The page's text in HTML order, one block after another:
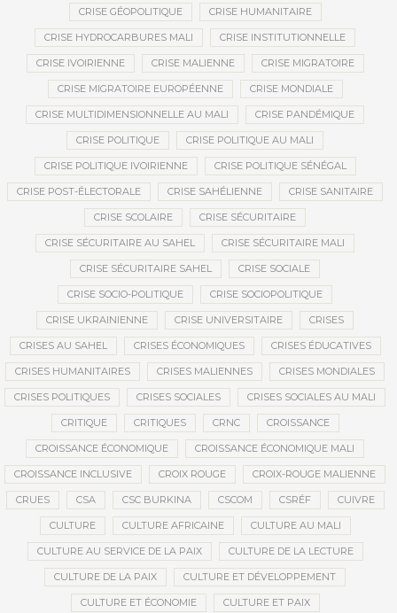
CRISE GÉOPOLITIQUE CRISE HUMANITAIRE
CRISE HYDROCARBURES MALI CRISE INSTITUTIONNELLE
CRISE IVOIRIENNE CRISE MALIENNE CRISE MIGRATOIRE
CRISE MIGRATOIRE EUROPÉENNE CRISE MONDIALE
CRISE MULTIDIMENSIONNELLE AU MALI CRISE PANDÉMIQUE
CRISE POLITIQUE CRISE POLITIQUE AU MALI
CRISE POLITIQUE IVOIRIENNE CRISE POLITIQUE SÉNÉGAL
CRISE POST-ÉLECTORALE CRISE SAHÉLIENNE CRISE SANITAIRE
CRISE SCOLAIRE CRISE SÉCURITAIRE
CRISE SÉCURITAIRE AU SAHEL CRISE SÉCURITAIRE MALI
CRISE SÉCURITAIRE SAHEL CRISE SOCIALE
CRISE SOCIO-POLITIQUE CRISE SOCIOPOLITIQUE
CRISE UKRAINIENNE CRISE UNIVERSITAIRE CRISES
CRISES AU SAHEL CRISES ÉCONOMIQUES CRISES ÉDUCATIVES
CRISES HUMANITAIRES CRISES MALIENNES CRISES MONDIALES
CRISES POLITIQUES CRISES SOCIALES CRISES SOCIALES AU MALI
CRITIQUE CRITIQUES CRNC CROISSANCE
CROISSANCE ÉCONOMIQUE CROISSANCE ÉCONOMIQUE MALI
CROISSANCE INCLUSIVE CROIX ROUGE CROIX-ROUGE MALIENNE
CRUES CSA CSC BURKINA CSCOM CSRÉF CUIVRE
CULTURE CULTURE AFRICAINE CULTURE AU MALI
CULTURE AU SERVICE DE LA PAIX CULTURE DE LA LECTURE
CULTURE DE LA PAIX CULTURE ET DÉVELOPPEMENT
CULTURE ET ÉCONOMIE CULTURE ET PAIX